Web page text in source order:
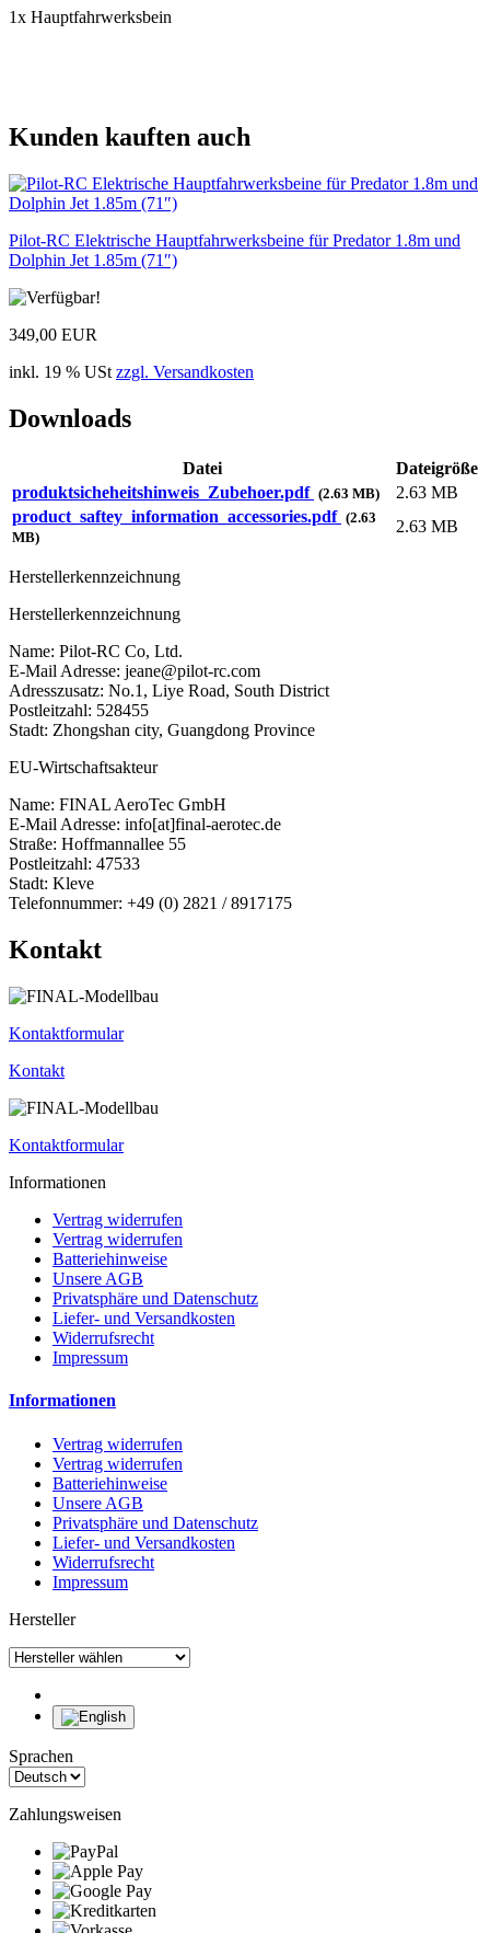
1x Hauptfahrwerksbein
Kunden kauften auch
Pilot-RC Elektrische Hauptfahrwerksbeine für Predator 1.8m und
Dolphin Jet 1.85m (71″)
349,00 EUR
inkl. 19 % USt zzgl. Versandkosten
Downloads
Datei
Dateigröße
produktsicheheitshinweis_Zubehoer.pdf (2.63 MB)
2.63 MB
product_saftey_information_accessories.pdf (2.63
MB)
2.63 MB
Herstellerkennzeichnung
Herstellerkennzeichnung
Name: Pilot-RC Co, Ltd.
E-Mail Adresse: jeane@pilot-rc.com
Adresszusatz: No.1, Liye Road, South District
Postleitzahl: 528455
Stadt: Zhongshan city, Guangdong Province
EU-Wirtschaftsakteur
Name: FINAL AeroTec GmbH
E-Mail Adresse: info[at]final-aerotec.de
Straße: Hoffmannallee 55
Postleitzahl: 47533
Stadt: Kleve
Telefonnummer: +49 (0) 2821 / 8917175
Kontakt
Kontaktformular
Kontakt
Kontaktformular
Informationen
Vertrag widerrufen
Vertrag widerrufen
Batteriehinweise
Unsere AGB
Privatsphäre und Datenschutz
Liefer- und Versandkosten
Widerrufsrecht
Impressum
Informationen
Vertrag widerrufen
Vertrag widerrufen
Batteriehinweise
Unsere AGB
Privatsphäre und Datenschutz
Liefer- und Versandkosten
Widerrufsrecht
Impressum
Hersteller
Sprachen
Zahlungsweisen